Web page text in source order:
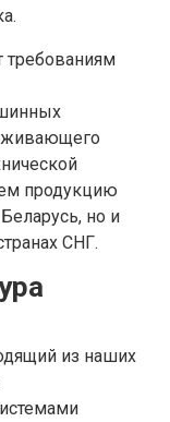
требованиям
продукцию
но и
СНГ.
из наших